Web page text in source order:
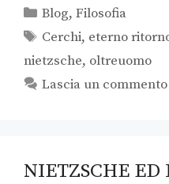
Blog,Filosofia
Cerchi, eterno
nietzsche, oltreuomo
Lascia un commento
NIETZSCHE